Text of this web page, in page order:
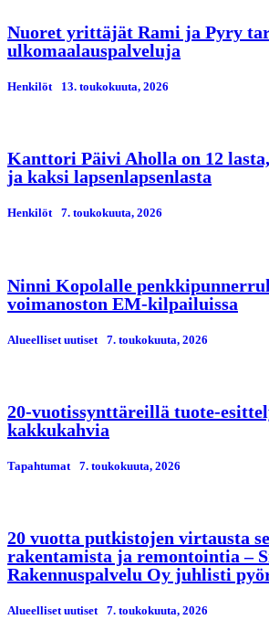
Nuoret yrittäjät Rami ja Pyry
ulkomaalauspalveluja
Henkilöt 13. toukokuuta, 2026
Kanttori Päivi Aholla on 12
ja kaksi lapsenlapsenlasta
Henkilöt 7. toukokuuta, 2026
Ninni Kopolalle
voimanoston EM-kilpailuissa
Alueelliset uutiset 7. toukokuuta, 2026
20-vuotissynttäreillä tuote-
kakkukahvia
Tapahtumat 7. toukokuuta, 2026
20 vuotta putkistojen virtausta
rakentamista ja remontointia –
Rakennuspalvelu Oy juhlisti
Alueelliset uutiset 7. toukokuuta, 2026